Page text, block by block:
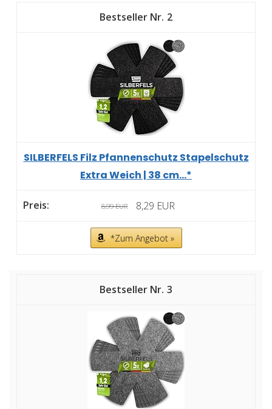
2
SILBERFELS Filz Pfannenschutz Stapelschutz
Extra Weich | 38 cm...*
8,99 EUR 8,29 EUR
*Zum Angebot »
3